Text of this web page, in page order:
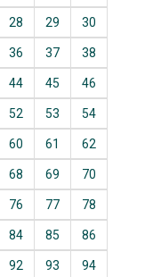
28 29 30
36 37 38
44 45 46
52 53 54
60 61 62
68 69 70
76 77 78
84 85 86
92 93 94